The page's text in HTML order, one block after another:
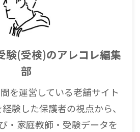
験(受検)のアレコレ編集
部
を運営している老舗サイト
験した保護者の視点から、
・家庭教師・受験データを